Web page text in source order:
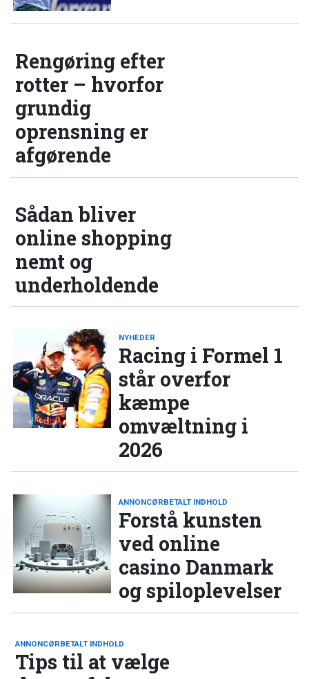
Rengøring efter
rotter – hvorfor
grundig
oprensning er
afgørende
Sådan bliver
online shopping
nemt og
underholdende
NYHEDER
Racing i Formel 1
står overfor
kæmpe
omvæltning i
2026
ANNONCØRBETALT INDHOLD
Forstå kunsten
ved online
casino Danmark
og spiloplevelser
ANNONCØRBETALT INDHOLD
Tips til at vælge